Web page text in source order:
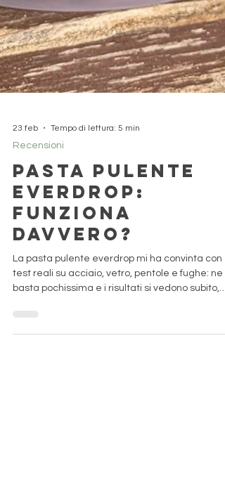
Recensioni
Pasta Pulente
Everdrop:
Funziona
Davvero?